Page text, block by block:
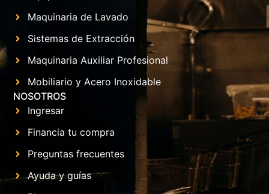
Maquinaria de Lavado
Sistemas de Extracción
Maquinaria Auxiliar Profesional
Mobiliario y Acero Inoxidable
NOSOTROS
Ingresar
Financia tu compra
Preguntas frecuentes
Ayuda y guías